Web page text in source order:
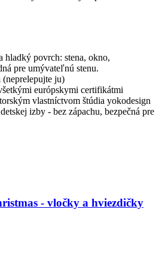
hladký povrch: stena, okno,
pre umývateľnú stenu.
(neprelepujte ju)
európskymi certifikátmi
vlastníctvom štúdia yokodesign
izby - bez zápachu, bezpečná pre
- vločky a hviezdičky